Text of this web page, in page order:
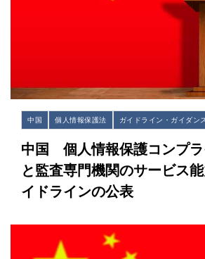
中国 個人情報保護法 ガイドライン・ガイダン
中国 個人情報保護コンプ
と監査専門機関のサービス
イドラインの公表